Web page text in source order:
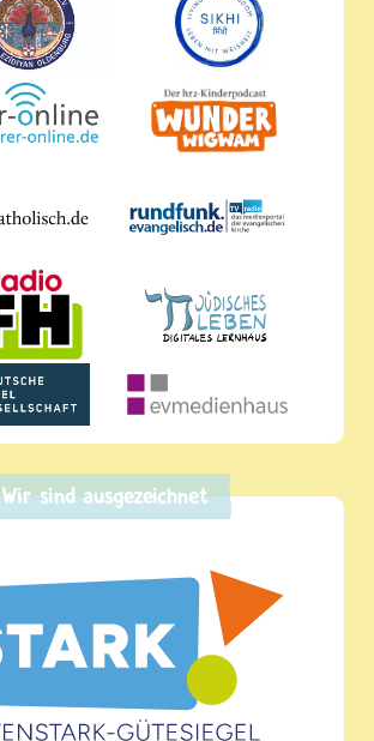
Wir sind ausgezeichnet